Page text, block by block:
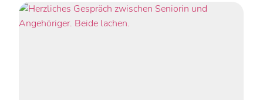
Ergotherapeut:innen, die die fachliche Anleitung unserer
Pflegehelfer:innen bzw. Betreuungsassistent:innen in